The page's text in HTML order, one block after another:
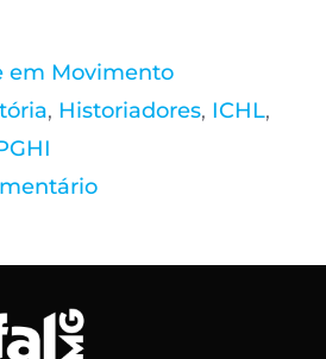
em Movimento
, Historiadores, ICHL,